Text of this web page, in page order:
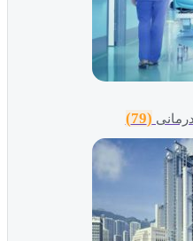
(79)